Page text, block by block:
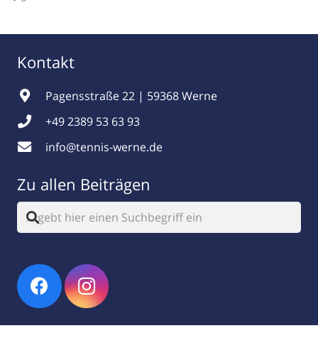
Kontakt
Pagensstraße 22 | 59368 Werne
+49 2389 53 63 93
info@tennis-werne.de
Zu allen Beiträgen